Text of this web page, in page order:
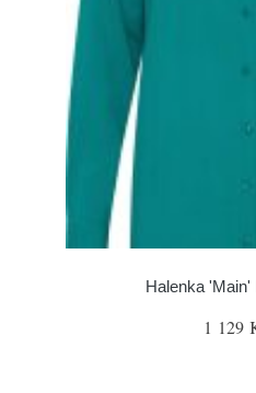
Halenka 'Main'
1 129